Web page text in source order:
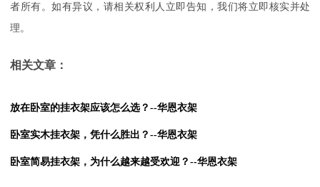
者所有。如有异议，请相关权利人立即告知，我们将立即核实并处
理。
相关文章：
放在卧室的挂衣架应该怎么选？--华恩衣架
卧室实木挂衣架，凭什么胜出？--华恩衣架
卧室简易挂衣架，为什么越来越受欢迎？--华恩衣架